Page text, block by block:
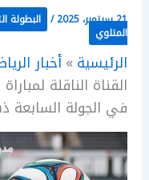
21 سبتمبر، 2025 / البطولة
المتلوي
الرئيسية
أخبار
القناة الناقلة
في الجولة السابعة